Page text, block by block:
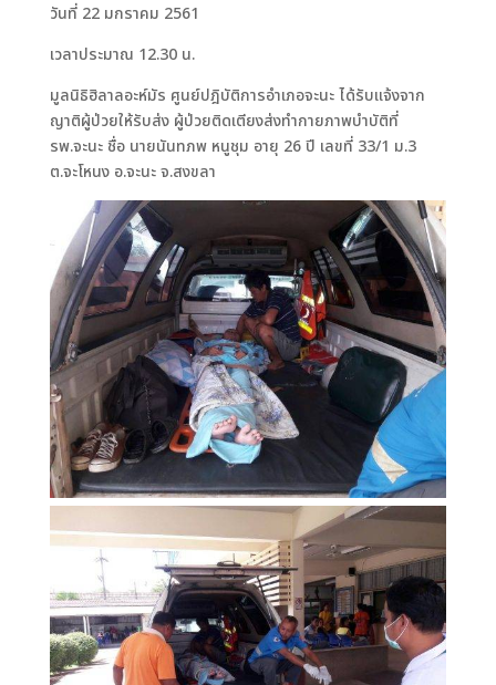
วันที่ 22 มกราคม 2561
เวลาประมาณ 12.30 น.
มูลนิธิฮิลาลอะห์มัร ศูนย์ปฎิบัติการอำเภอจะนะ ได้รับแจ้งจาก
ญาติผู้ป่วยให้รับส่ง ผู้ป่วยติดเตียงส่งทำกายภาพบำบัติที่
รพ.จะนะ ชื่อ นายนันทภพ หนูชุม อายุ 26 ปี เลขที่ 33/1 ม.3
ต.จะโหนง อ.จะนะ จ.สงขลา